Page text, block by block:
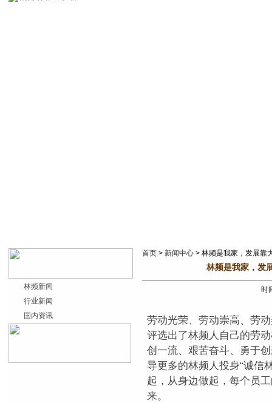
林频新闻
行业新闻
国内资讯
首页 > 新闻中心 > 林频是我家，发展
林频是我家，发
时
劳动光荣、劳动崇高、劳
评选出了林频人自己的劳
创一流、艰苦奋斗、勇于
导更多的林频人投身“诚信
起，从身边做起，每个员
来。